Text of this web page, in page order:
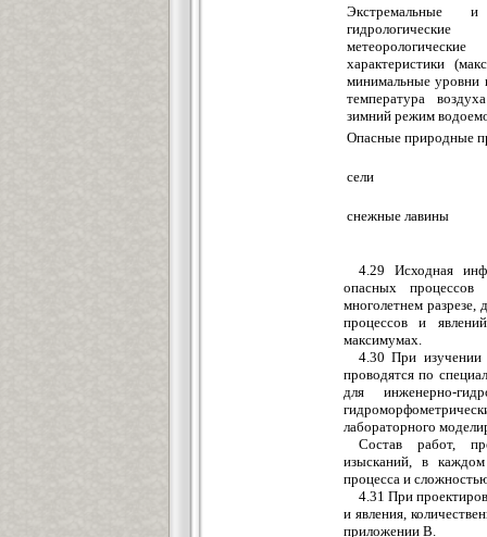
Экстремальные
метеорологические
характеристики
минимальные уровни
температура
зимний режим
Опасные природные
сели
снежные лавины
4.29 Исходная
опасных процессов
многолетнем
процессов и
максимумах.
4.30 При изучении
проводятся по
для инженерно-
лабораторного
Состав работ,
изысканий, в каждом
процесса и
4.31 При
и явления,
приложении В.